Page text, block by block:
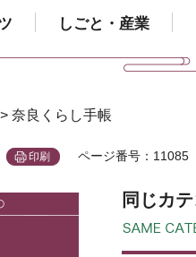
しごと・産業
奈良くらし手帳
印刷 ページ番号：11085
同じカ